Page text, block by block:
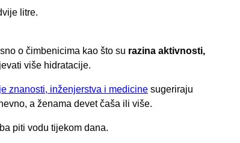
litre.
o čimbenicima kao što su razina aktivnosti,
više hidratacije.
znanosti, inženjerstva i medicine sugeriraju
a ženama devet čaša ili više.
piti vodu tijekom dana.